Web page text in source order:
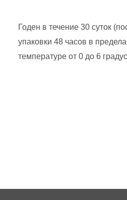
Годен в течение 30 суток
упаковки 48 часов в
температуре от 0 до 6